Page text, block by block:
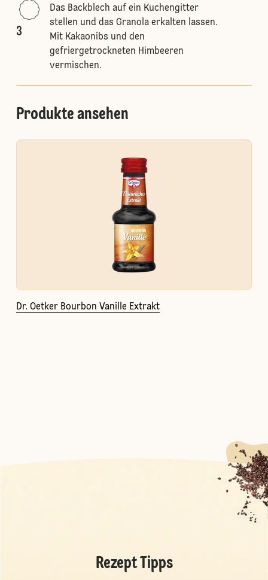
3
Das Backblech auf ein Kuchengitter
stellen und das Granola erkalten lassen.
Mit Kakaonibs und den
gefriergetrockneten Himbeeren
vermischen.
Produkte ansehen
Dr. Oetker Bourbon Vanille Extrakt
Rezept Tipps